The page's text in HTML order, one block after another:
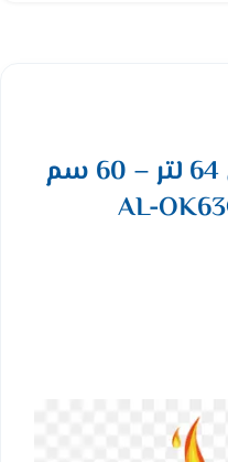
فرن غاز ألجور بلت ان 64 لتر – 60 سم